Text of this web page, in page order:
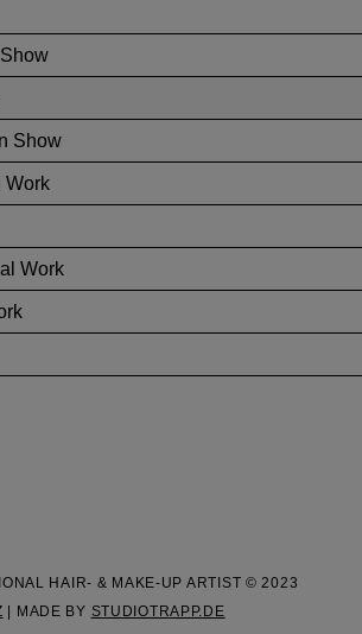
Show
Work
Work
HAIR- & MAKE-UP ARTIST © 2023
| MADE BY STUDIOTRAPP.DE